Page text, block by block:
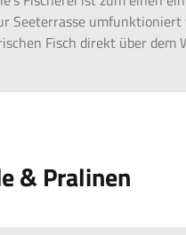
Seeterrasse
Fisch direkt über dem
& Pralinen